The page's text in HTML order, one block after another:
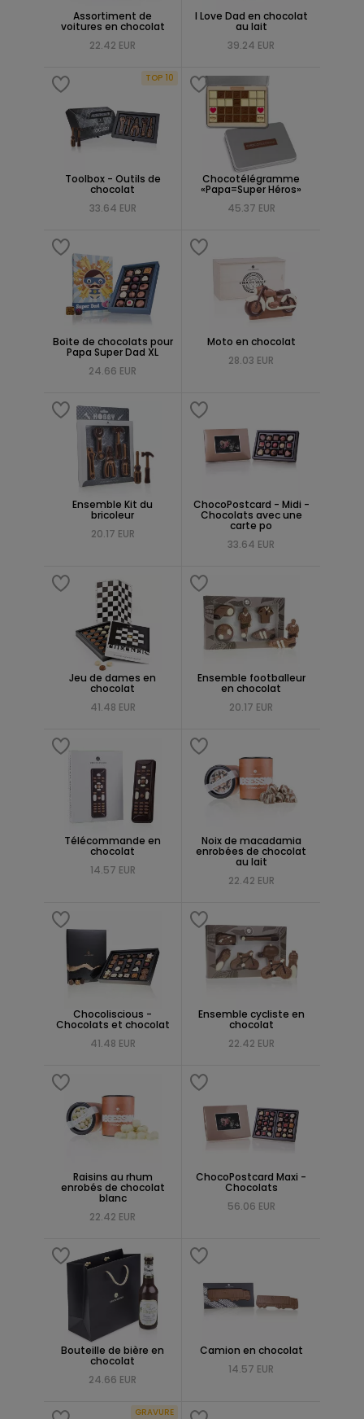
Assortiment de
voitures en chocolat
22.42 EUR
I Love Dad en chocolat
au lait
39.24 EUR
TOP 10
Toolbox - Outils de
chocolat
33.64 EUR
Chocotélégramme
«Papa=Super Héros»
45.37 EUR
Boite de chocolats pour
Papa Super Dad XL
24.66 EUR
Moto en chocolat
28.03 EUR
Ensemble Kit du
bricoleur
20.17 EUR
ChocoPostcard - Midi -
Chocolats avec une
carte po
33.64 EUR
Jeu de dames en
chocolat
41.48 EUR
Ensemble footballeur
en chocolat
20.17 EUR
Télécommande en
chocolat
14.57 EUR
Noix de macadamia
enrobées de chocolat
au lait
22.42 EUR
Chocoliscious -
Chocolats et chocolat
41.48 EUR
Ensemble cycliste en
chocolat
22.42 EUR
Raisins au rhum
enrobés de chocolat
blanc
22.42 EUR
ChocoPostcard Maxi -
Chocolats
56.06 EUR
Bouteille de bière en
chocolat
24.66 EUR
Camion en chocolat
14.57 EUR
GRAVURE